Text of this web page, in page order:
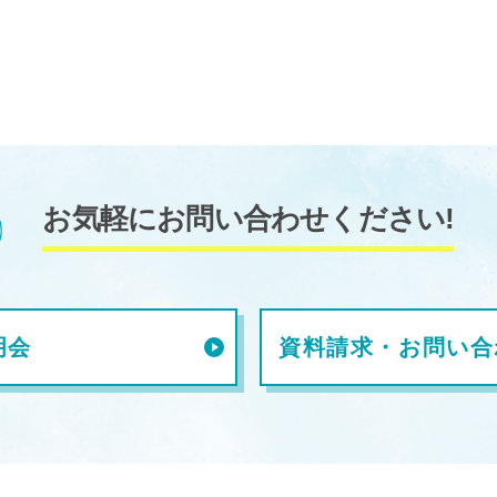
お気軽にお問い合わせください!
会 資料請求・お問い